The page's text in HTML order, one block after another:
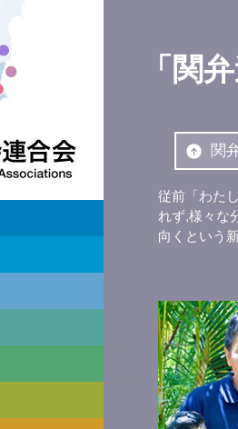
「関
関
従前「わた
れず,様々な
向くという